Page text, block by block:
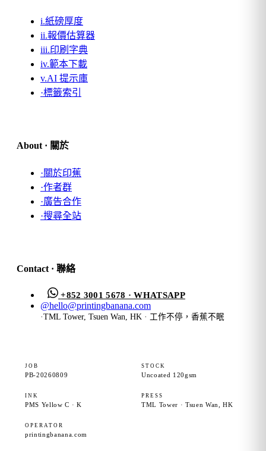
i.紙磅厚度
ii.報價估算器
iii.印刷字典
iv.範本下載
v.AI 提示庫
·標籤索引
About · 關於
·關於印蕉
·作者群
·廣告合作
·搜尋全站
Contact · 聯絡
+852 3001 5678 · WHATSAPP
@hello@printingbanana.com
·TML Tower, Tsuen Wan, HK · 工作不停，香蕉不眠
JOB
PB-20260809
STOCK
Uncoated 120gsm
INK
PMS Yellow C · K
PRESS
TML Tower · Tsuen Wan, HK
OPERATOR
printingbanana.com